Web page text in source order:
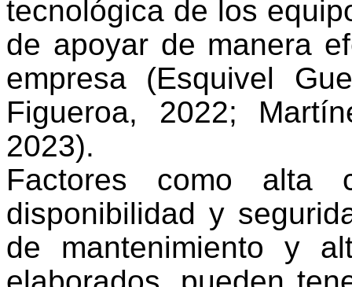
tecnológica de los
de apoyar de manera
empresa (Esquivel
Figueroa, 2022;
2023).
Factores como alta
disponibilidad y
de mantenimiento y